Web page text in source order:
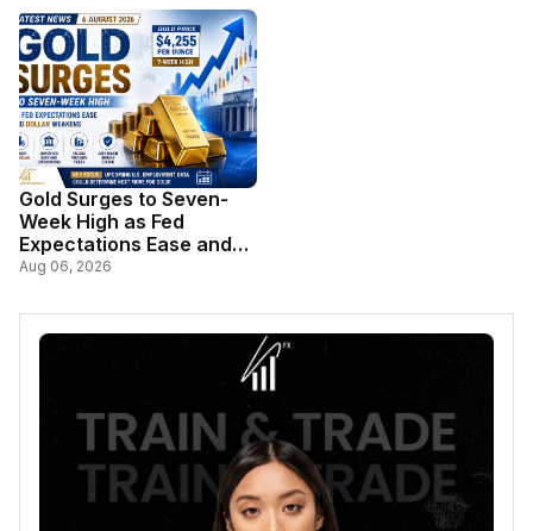
Gold Surges to Seven-
Week High as Fed
Expectations Ease and
Dollar Weakens
Aug 06, 2026